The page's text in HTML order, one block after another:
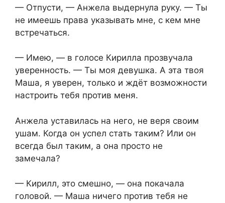
— Отпусти, — Анжела выдернула руку. — Ты
не имеешь права указывать мне, с кем мне
встречаться.
— Имею, — в голосе Кирилла прозвучала
уверенность. — Ты моя девушка. А эта твоя
Маша, я уверен, только и ждёт возможности
настроить тебя против меня.
Анжела уставилась на него, не веря своим
ушам. Когда он успел стать таким? Или он
всегда был таким, а она просто не
замечала?
— Кирилл, это смешно, — она покачала
головой. — Маша ничего против тебя не